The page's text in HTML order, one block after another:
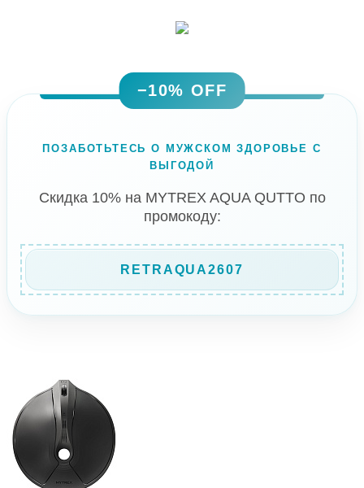
−10% OFF
ПОЗАБОТЬТЕСЬ О МУЖСКОМ ЗДОРОВЬЕ С
ВЫГОДОЙ
Скидка 10% на MYTREX AQUA QUTTO по
промокоду:
RETRAQUA2607